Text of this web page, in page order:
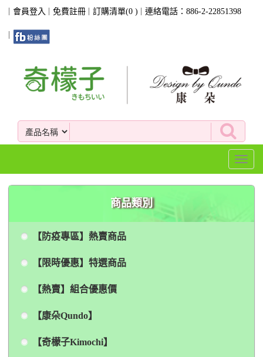
會員登入 免費註冊 訂購清單(0 ) 連絡電話：886-2-22851398
Toggle
商品類別
【防疫專區】熱賣商品
【限時優惠】特選商品
【熱賣】組合優惠價
【康朵Qundo】
【奇檬子Kimochi】